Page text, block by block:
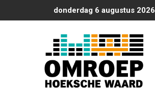
naar
donderdag 6 augustus 2026